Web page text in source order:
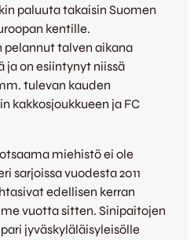
paluuta takaisin Suomen
kentille.
pelannut talven aikana
ja on esiintynyt niissä
tulevan kauden
kakkosjoukkueen ja FC
miehistö ei ole
sarjoissa vuodesta 2011
edellisen kerran
vuotta sitten. Sinipaitojen
jyväskyläläisyleisölle